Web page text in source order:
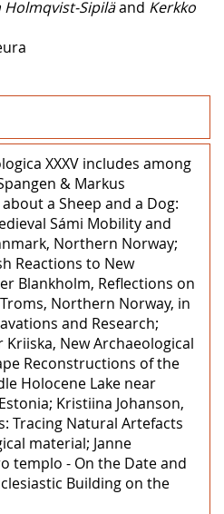
Holmqvist-Sipiläand Kerkko
XXXV includes among
& Markus
a Sheep and a Dog:
Sámi Mobility and
Northern Norway;
Reactions to New
Blankholm, Reflections on
Northern Norway, in
and Research;
New Archaeological
Reconstructions of the
Holocene Lake near
Kristiina Johanson,
Tracing Natural Artefacts
material; Janne
templo - On the Date and
Building on the